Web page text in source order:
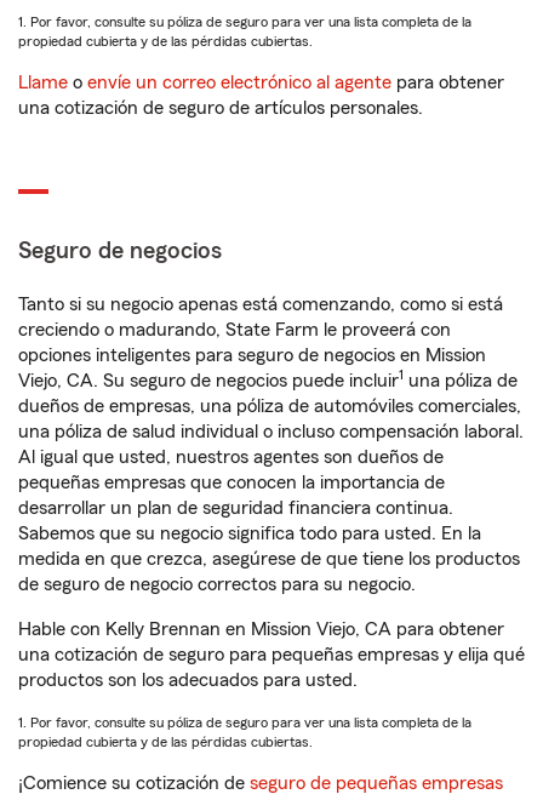
1. Por favor, consulte su póliza de seguro para ver una lista completa de la
propiedad cubierta y de las pérdidas cubiertas.
Llame o envíe un correo electrónico al agente para obtener
una cotización de seguro de artículos personales.
Seguro de negocios
Tanto si su negocio apenas está comenzando, como si está
creciendo o madurando, State Farm le proveerá con
opciones inteligentes para seguro de negocios en Mission
Viejo, CA. Su seguro de negocios puede incluir1 una póliza de
dueños de empresas, una póliza de automóviles comerciales,
una póliza de salud individual o incluso compensación laboral.
Al igual que usted, nuestros agentes son dueños de
pequeñas empresas que conocen la importancia de
desarrollar un plan de seguridad financiera continua.
Sabemos que su negocio significa todo para usted. En la
medida en que crezca, asegúrese de que tiene los productos
de seguro de negocio correctos para su negocio.
Hable con Kelly Brennan en Mission Viejo, CA para obtener
una cotización de seguro para pequeñas empresas y elija qué
productos son los adecuados para usted.
1. Por favor, consulte su póliza de seguro para ver una lista completa de la
propiedad cubierta y de las pérdidas cubiertas.
¡Comience su cotización de seguro de pequeñas empresas